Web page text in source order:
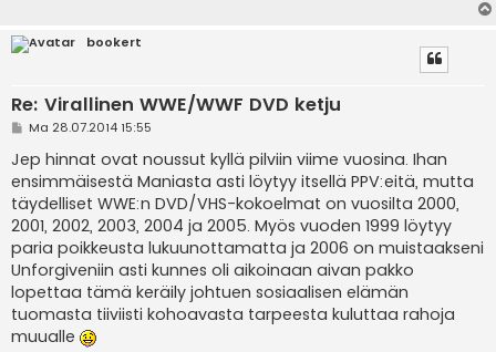
bookert
Re: Virallinen WWE/WWF DVD ketju
V
e
s
t
i
Ma 28.07.2014 15:55
Jep hinnat ovat noussut kyllä pilviin viime vuosina. Ihan
ensimmäisestä Maniasta asti löytyy itsellä PPV:eitä, mutta
täydelliset WWE:n DVD/VHS-kokoelmat on vuosilta 2000,
2001, 2002, 2003, 2004 ja 2005. Myös vuoden 1999 löytyy
paria poikkeusta lukuunottamatta ja 2006 on muistaakseni
Unforgiveniin asti kunnes oli aikoinaan aivan pakko
lopettaa tämä keräily johtuen sosiaalisen elämän
tuomasta tiiviisti kohoavasta tarpeesta kuluttaa rahoja
muualle